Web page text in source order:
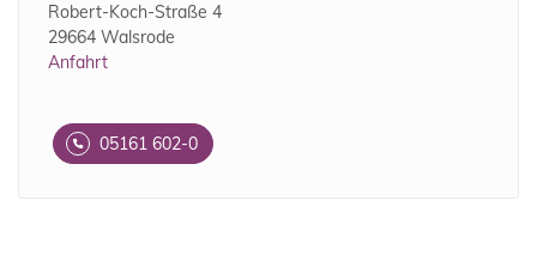
Robert-Koch-Straße 4
29664 Walsrode
Anfahrt
05161 602-0